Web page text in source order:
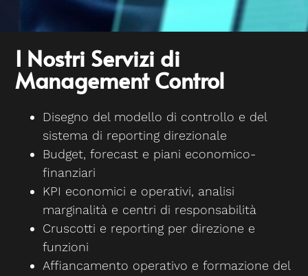
I Nostri Servizi di
Management Control
Disegno del modello di controllo e del
sistema di reporting direzionale
Budget, forecast e piani economico-
finanziari
KPI economici e operativi, analisi
marginalità e centri di responsabilità
Cruscotti e reporting per direzione e
funzioni
Affiancamento operativo e formazione del